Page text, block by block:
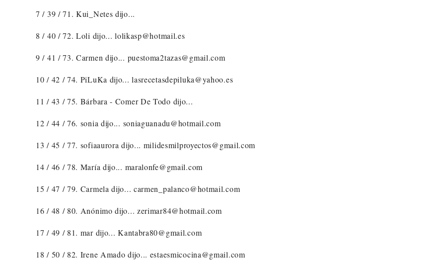
7 / 39 / 71. Kui_Netes dijo...
8 / 40 / 72. Loli dijo... lolikasp@hotmail.es
9 / 41 / 73. Carmen dijo... puestoma2tazas@gmail.com
10 / 42 / 74. PiLuKa dijo... lasrecetasdepiluka@yahoo.es
11 / 43 / 75. Bárbara - Comer De Todo dijo...
12 / 44 / 76. sonia dijo... soniaguanadu@hotmail.com
13 / 45 / 77. sofiaaurora dijo... milidesmilproyectos@gmail.com
14 / 46 / 78. María dijo... maralonfe@gmail.com
15 / 47 / 79. Carmela dijo... carmen_palanco@hotmail.com
16 / 48 / 80. Anónimo dijo... zerimar84@hotmail.com
17 / 49 / 81. mar dijo... Kantabra80@gmail.com
18 / 50 / 82. Irene Amado dijo... estaesmicocina@gmail.com